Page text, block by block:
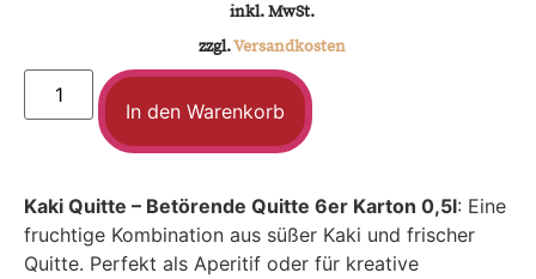
inkl. MwSt.
zzgl.Versandkosten
In den Warenkorb
Kaki Quitte – Betörende Quitte 6er Karton 0,5l: Eine
fruchtige Kombination aus süßer Kaki und frischer
Quitte. Perfekt als Aperitif oder für kreative